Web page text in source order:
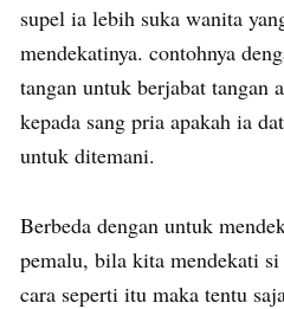
supel ia lebih suka wanita
mendekatinya. contohnya
tangan untuk berjabat tangan
kepada sang pria apakah ia
untuk ditemani.
Berbeda dengan untuk
pemalu, bila kita mendekati
cara seperti itu maka tentu